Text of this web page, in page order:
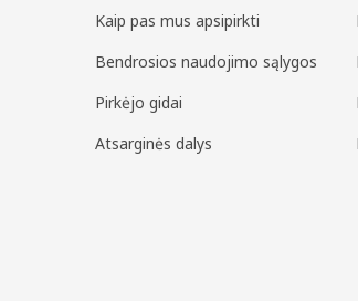
Kaip pas mus apsipirkti
Bendrosios naudojimo sąlygos
Pirkėjo gidai
Atsarginės dalys